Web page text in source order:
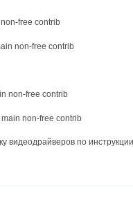
free contrib
non-free contrib
non-free contrib
non-free contrib
видеодрайверов по